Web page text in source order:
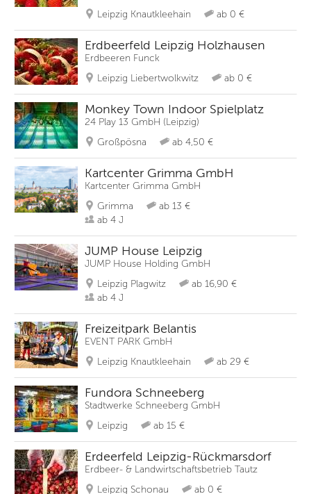
Leipzig Knautkleehain
ab 0 €
Erdbeerfeld Leipzig Holzhausen
Erdbeeren Funck
Leipzig Liebertwolkwitz
ab 0 €
Monkey Town Indoor Spielplatz
24 Play 13 GmbH (Leipzig)
Großpösna
ab 4,50 €
Kartcenter Grimma GmbH
Kartcenter Grimma GmbH
Grimma
ab 13 €
ab 4 J
JUMP House Leipzig
JUMP House Holding GmbH
Leipzig Plagwitz
ab 16,90 €
ab 4 J
Freizeitpark Belantis
EVENT PARK GmbH
Leipzig Knautkleehain
ab 29 €
Fundora Schneeberg
Stadtwerke Schneeberg GmbH
Leipzig
ab 15 €
Erdeerfeld Leipzig-Rückmarsdorf
Erdbeer- & Landwirtschaftsbetrieb Tautz
Leipzig Schonau
ab 0 €